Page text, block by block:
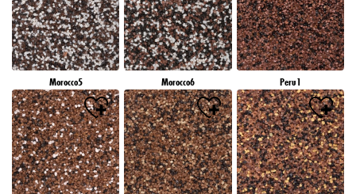
Morocco5 Morocco6 Peru1